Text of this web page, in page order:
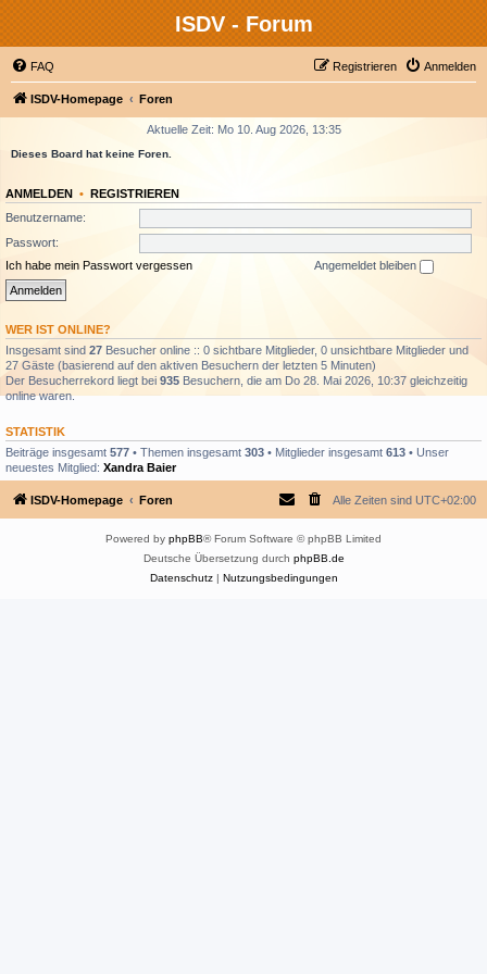
ISDV - Forum
FAQ Anmelden
Registrieren
ISDV-Homepage Foren
Aktuelle Zeit: Mo 10. Aug 2026, 13:35
Dieses Board hat keine Foren.
ANMELDEN • REGISTRIEREN
Benutzername:
Passwort:
Ich habe mein Passwort vergessen
Angemeldet bleiben
WER IST ONLINE?
Insgesamt sind 27 Besucher online :: 0 sichtbare Mitglieder, 0 unsichtbare Mitglieder und
27 Gäste (basierend auf den aktiven Besuchern der letzten 5 Minuten)
Der Besucherrekord liegt bei 935 Besuchern, die am Do 28. Mai 2026, 10:37 gleichzeitig
online waren.
STATISTIK
Beiträge insgesamt 577 • Themen insgesamt 303 • Mitglieder insgesamt 613 • Unser
neuestes Mitglied: Xandra Baier
ISDV-Homepage Foren Alle Zeiten sind UTC+02:00
Powered by phpBB® Forum Software © phpBB Limited
Deutsche Übersetzung durch phpBB.de
Datenschutz| Nutzungsbedingungen